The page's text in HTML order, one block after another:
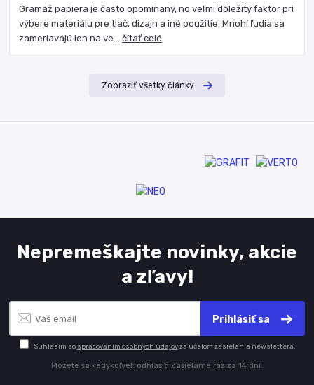
Gramáž papiera je často opomínaný, no veľmi dôležitý faktor pri
výbere materiálu pre tlač, dizajn a iné použitie. Mnohí ľudia sa
zameriavajú len na ve...čítať celé
Zobraziť všetky články
Nepremeškajte novinky, akcie
a zľavy!
Prihlásiť sa
Súhlasím so spracovaním osobných údajovza účelom zasielania newslettera.
Môžete sa kedykoľvek odhlásiť. Zasielame raz za 14 dní.